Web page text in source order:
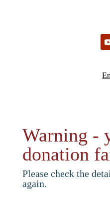
Warning -
donation
Please check the
again.